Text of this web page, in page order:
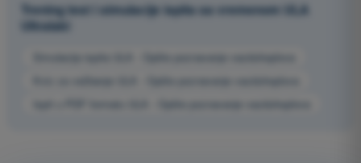
Trening test i simulacije ispita sa vremenom ULA
Ultralaki
Simulacija ispita ULA - Opšte poznavanje vazduhoplova
Kviz za vežbanje ULA - Opšte poznavanje vazduhoplova
Ispit u PDF formatu ULA - Opšte poznavanje vazduhoplova